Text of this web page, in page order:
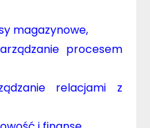
magazynowe,
procesem
relacjami z